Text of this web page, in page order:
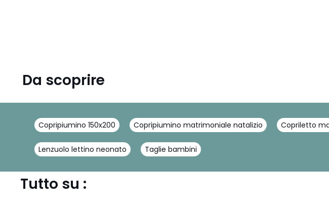
applicato.
Da scoprire
Copripiumino 150x200 Copripiumino matrimoniale natalizio Copriletto
Lenzuolo lettino neonato Taglie bambini
Tutto su :